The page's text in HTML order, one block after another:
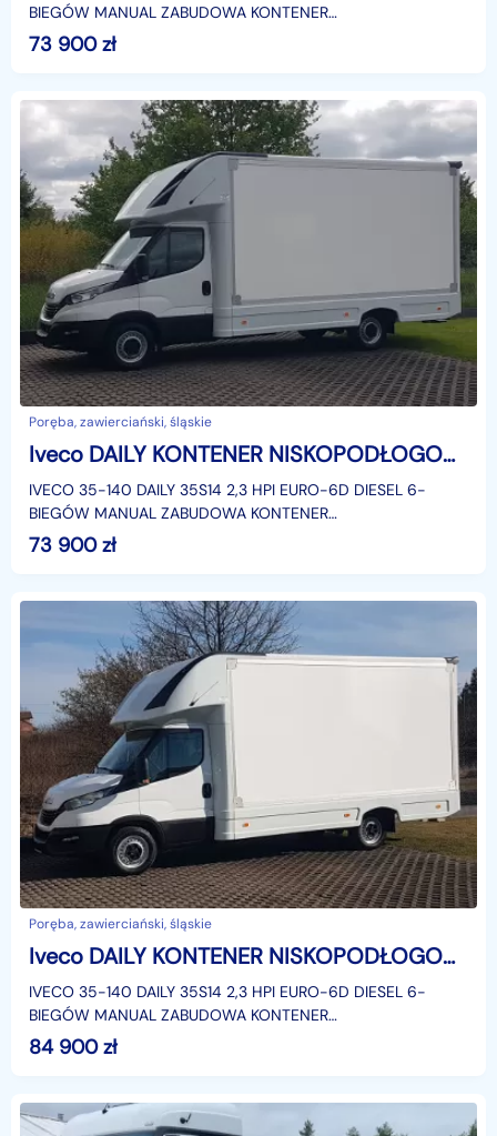
BIEGÓW MANUAL ZABUDOWA KONTENER
NISKOPODŁOGOWY 4,43x2,23x2,42 LAMAR LAMBOX
KLIMATYZACJA DMC: 3500 KG KATEGORIA
73 900zł
Poręba, zawierciański, śląskie
Iveco DAILY KONTENER NISKOPODŁOGOWY 4,43x2,23x2,42 SKLEP BAR KAMPER FOODTRUCK AC
IVECO 35-140 DAILY 35S14 2,3 HPI EURO-6D DIESEL 6-
BIEGÓW MANUAL ZABUDOWA KONTENER
NISKOPODŁOGOWY 4,43x2,23x2,42 LAMAR LAMBOX
KLIMATYZACJA DMC: 3500 KG KATEGORIA
73 900zł
Poręba, zawierciański, śląskie
Iveco DAILY KONTENER NISKOPODŁOGOWY 4.43x2,23x2,42 SKLEP FOODTRUCK BAR KLIMA
IVECO 35-140 DAILY 35S14 2,3 HPI EURO-6D DIESEL 6-
BIEGÓW MANUAL ZABUDOWA KONTENER
NISKOPODŁOGOWY 4,43x2,23x2,42 LAMAR LAMBOX
KLIMATYZACJA DMC: 3500 KG KATEGORIA
84 900zł